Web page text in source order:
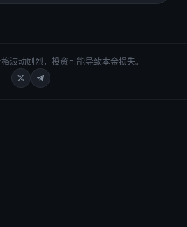
波动剧烈，投资可能导致本金损失。